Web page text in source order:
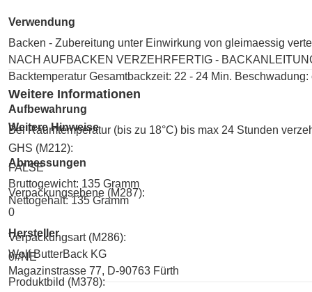
Verwendung
Backen - Zubereitung unter Einwirkung von gleimaessig
NACH AUFBACKEN VERZEHRFERTIG -
Backtemperatur Gesamtbackzeit: 22 - 24 Min. Beschwadung:
Aufbewahrung
Bei Raumtemperatur (bis zu 18°C) bis max 24 Stunden
Abmessungen
Bruttogewicht: 135 Gramm
Nettogehalt: 135 Gramm
Hersteller
Wolf ButterBack KG
Magazinstrasse 77, D-90763 Fürth
Weitere Informationen
Weitere Hinweise
GHS (M212):
FALSE
Verpackungsebene (M287):
0
Verpackungsart (M286):
0#NE
Produktbild (M378):